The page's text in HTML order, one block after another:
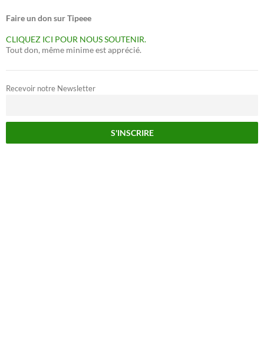
Faire un don sur Tipeee
CLIQUEZ ICI POUR NOUS SOUTENIR.
Tout don, même minime est apprécié.
Recevoir notre Newsletter